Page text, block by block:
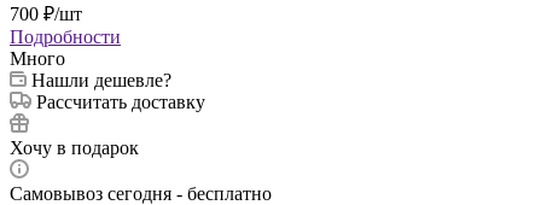
700 ₽/шт
Подробности
Много
Нашли дешевле?
Рассчитать доставку
Хочу в подарок
Самовывоз сегодня - бесплатно